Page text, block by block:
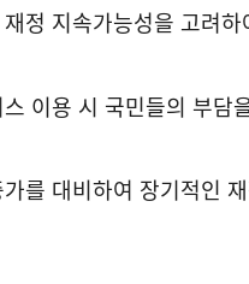
정 지속가능성을 고려
이용 시 국민들의 부담
를 대비하여 장기적인